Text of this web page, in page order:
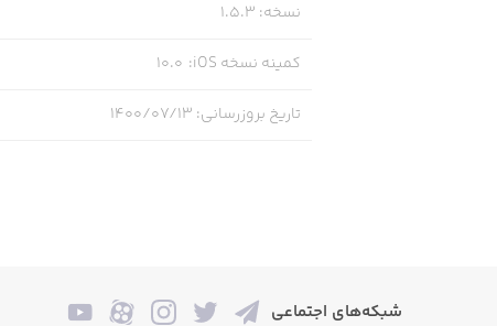
نسخه:
1.5.3
کمینه نسخه iOS :
10.0
تاریخ بروزرسانی: ۱۴۰۰/۰۷/۱۳
شبکه‌های اجتماعی